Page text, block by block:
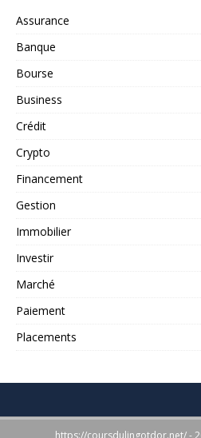
Assurance
Banque
Bourse
Business
Crédit
Crypto
Financement
Gestion
Immobilier
Investir
Marché
Paiement
Placements
https://coursdulingotdor.net/ -